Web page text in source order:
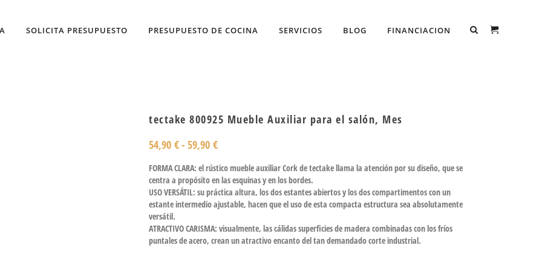
SOLICITA PRESUPUESTO PRESUPUESTO DE COCINA SERVICIOS BLOG FINANCIACION
tectake 800925 Mueble Auxiliar para el salón, Mes
54,90 €- 59,90 €
FORMA CLARA: el rústico mueble auxiliar Cork de tectake llama la atención por su diseño, que se
centra a propósito en las esquinas y en los bordes.
USO VERSÁTIL: su práctica altura, los dos estantes abiertos y los dos compartimentos con un
estante intermedio ajustable, hacen que el uso de esta compacta estructura sea absolutamente
versátil.
ATRACTIVO CARISMA: visualmente, las cálidas superficies de madera combinadas con los fríos
puntales de acero, crean un atractivo encanto del tan demandado corte industrial.